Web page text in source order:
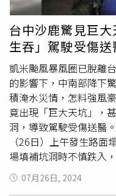
擊。
台中沙鹿驚見巨
生吞」駕駛受傷送
凱米颱風暴風圈已脫離
的影響下，中南部降下
積淹水災情，怎料強風
竟出現「巨大天坑」，
洞，導致駕駛受傷送醫
（26日）上午發生路面
場填補坑洞時不慎跌入
／擷取自Facebook／
仁北街一處工地今（26
07月26日, 2024